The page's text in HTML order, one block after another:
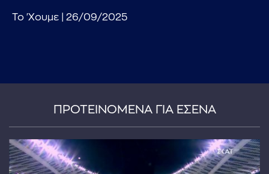
Το 'Χουμε | 26/09/2025
ΠΡΟΤΕΙΝΟΜΕΝΑ ΓΙΑ ΕΣΕΝΑ